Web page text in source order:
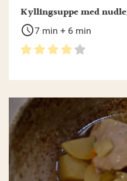
Kyllingsuppe med
schedule7 min + 6 min